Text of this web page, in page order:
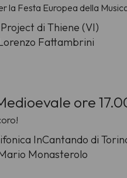
la Festa Europea della
di Thiene (VI)
Fattambrini
ore
InCantando di
Monasterolo